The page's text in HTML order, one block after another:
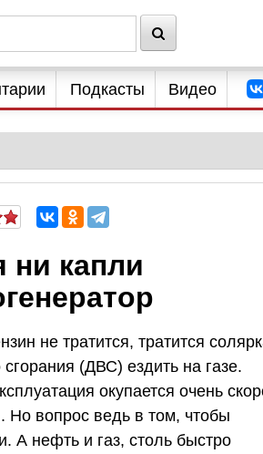
Подкасты Видео
ни капли
не тратится, тратится
(ДВС) ездить на газе.
окупается очень
Но вопрос ведь в том, чтобы
А нефть и газ, столь быстро